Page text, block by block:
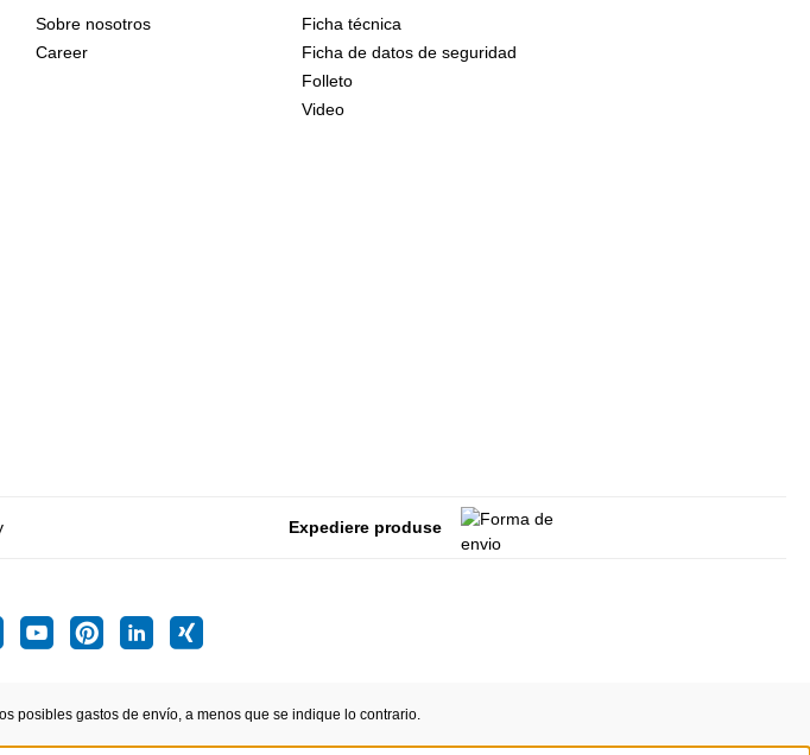
Sobre nosotros
Career
Ficha técnica
Ficha de datos de seguridad
Folleto
Video
Expediere produse
posibles gastos de envío, a menos que se indique lo contrario.